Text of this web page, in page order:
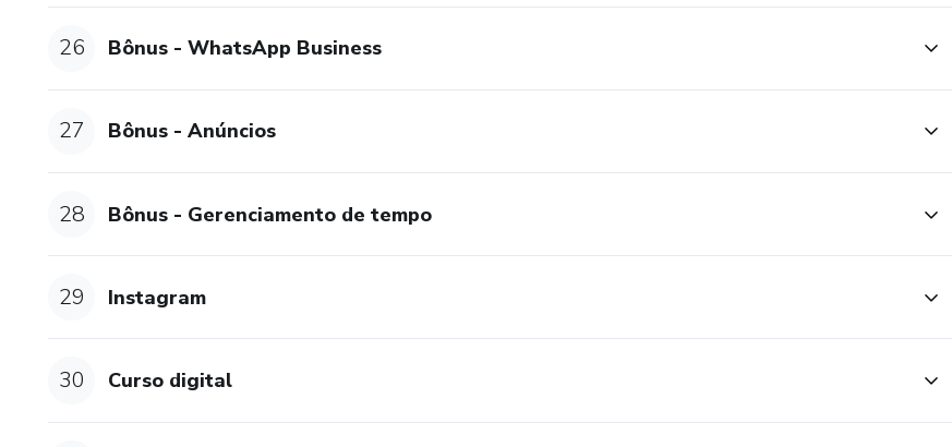
26 Bônus - WhatsApp Business
27 Bônus - Anúncios
28 Bônus - Gerenciamento de tempo
29 Instagram
30 Curso digital